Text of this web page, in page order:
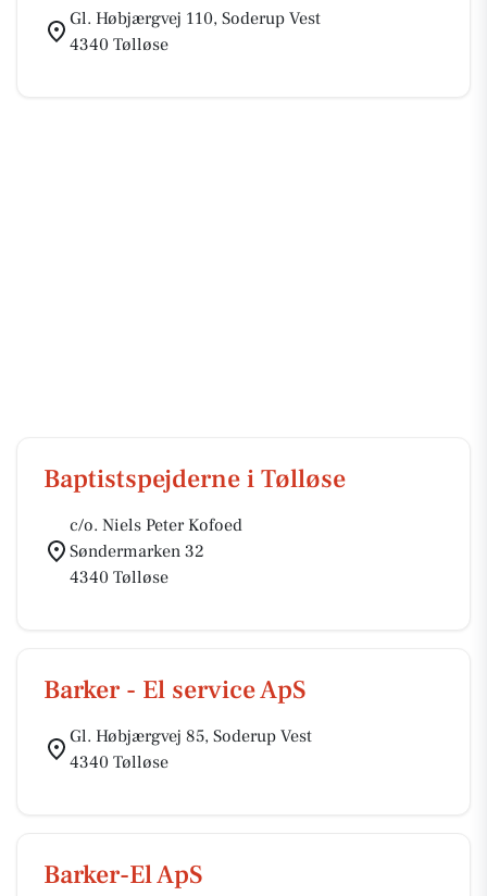
Gl. Høbjærgvej 110, Soderup Vest
4340 Tølløse
Baptistspejderne i Tølløse
c/o. Niels Peter Kofoed
Søndermarken 32
4340 Tølløse
Barker - El service ApS
Gl. Høbjærgvej 85, Soderup Vest
4340 Tølløse
Barker-El ApS